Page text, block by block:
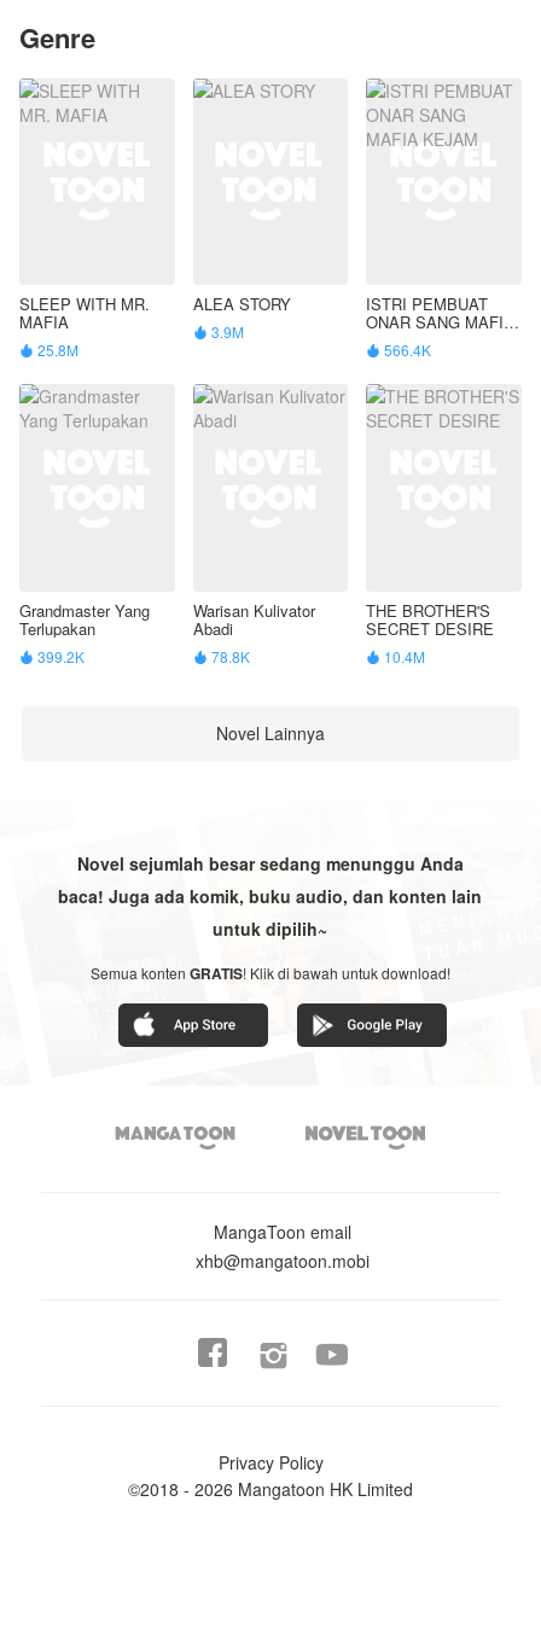
Genre
SLEEP WITH MR.
MAFIA
 25.8M
ALEA STORY
 3.9M
ISTRI PEMBUAT
ONAR SANG MAFIA
KEJAM
 566.4K
Grandmaster Yang
Terlupakan
 399.2K
Warisan Kulivator
Abadi
 78.8K
THE BROTHER'S
SECRET DESIRE
 10.4M
Novel Lainnya
Novel sejumlah besar sedang menunggu Anda
baca! Juga ada komik, buku audio, dan konten lain
untuk dipilih~
Semua konten GRATIS! Klik di bawah untuk download!
 
MangaToon email
xhb@mangatoon.mobi
 
Privacy Policy
©2018 - 2026 Mangatoon HK Limited